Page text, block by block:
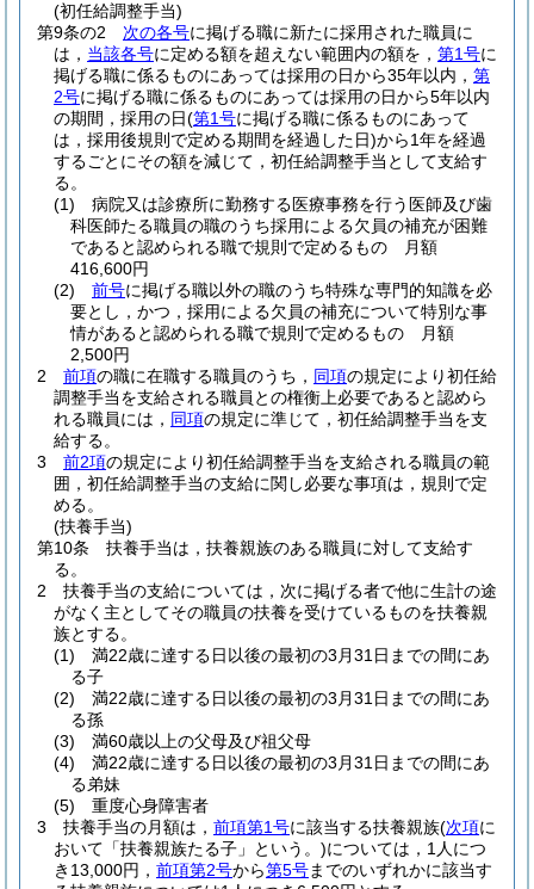
(初任給調整手当)
第9条の2
次の各号に掲げる職に新たに採用された職員に
は， 当該各号に定める額を超えない範囲内の額を， 第1号に
掲げる職に係るものにあっては採用の日から35年以内， 第
2号に掲げる職に係るものにあっては採用の日から5年以内
の期間，採用の日(第1号に掲げる職に係るものにあって
は，採用後規則で定める期間を経過した日)から1年を経過
するごとにその額を減じて，初任給調整手当として支給す
る。
(1)
病院又は診療所に勤務する医療事務を行う医師及び歯
科医師たる職員の職のうち採用による欠員の補充が困難
であると認められる職で規則で定めるもの 月額
416,600円
(2)
前号に掲げる職以外の職のうち特殊な専門的知識を必
要とし，かつ，採用による欠員の補充について特別な事
情があると認められる職で規則で定めるもの 月額
2,500円
2
前項の職に在職する職員のうち， 同項の規定により初任給
調整手当を支給される職員との権衡上必要であると認めら
れる職員には， 同項の規定に準じて，初任給調整手当を支
給する。
3
前2項の規定により初任給調整手当を支給される職員の範
囲，初任給調整手当の支給に関し必要な事項は，規則で定
める。
(扶養手当)
第10条
扶養手当は，扶養親族のある職員に対して支給す
る。
2
扶養手当の支給については，次に掲げる者で他に生計の途
がなく主としてその職員の扶養を受けているものを扶養親
族とする。
(1)
満22歳に達する日以後の最初の3月31日までの間にあ
る子
(2)
満22歳に達する日以後の最初の3月31日までの間にあ
る孫
(3)
満60歳以上の父母及び祖父母
(4)
満22歳に達する日以後の最初の3月31日までの間にあ
る弟妹
(5)
重度心身障害者
3
扶養手当の月額は， 前項第1号に該当する扶養親族(次項に
おいて「扶養親族たる子」という。)については，1人につ
き13,000円， 前項第2号から第5号までのいずれかに該当す